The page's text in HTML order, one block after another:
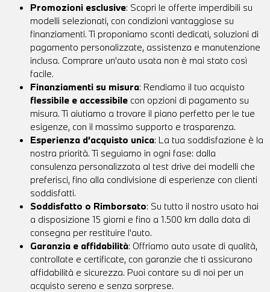
Promozioni esclusive: Scopri le offerte imperdibili su
modelli selezionati, con condizioni vantaggiose su
finanziamenti. Ti proponiamo sconti dedicati, soluzioni di
pagamento personalizzate, assistenza e manutenzione
inclusa. Comprare un'auto usata non è mai stato così
facile.
Finanziamenti su misura: Rendiamo il tuo acquisto
flessibile e accessibile con opzioni di pagamento su
misura. Ti aiutiamo a trovare il piano perfetto per le tue
esigenze, con il massimo supporto e trasparenza.
Esperienza d’acquisto unica: La tua soddisfazione è la
nostra priorità. Ti seguiamo in ogni fase: dalla
consulenza personalizzata al test drive dei modelli che
preferisci, fino alla condivisione di esperienze con clienti
soddisfatti.
Soddisfatto o Rimborsato: Su tutto il nostro usato hai
a disposizione 15 giorni e fino a 1.500 km dalla data di
consegna per restituire l'auto.
Garanzia e affidabilità: Offriamo auto usate di qualità,
controllate e certificate, con garanzie che ti assicurano
affidabilità e sicurezza. Puoi contare su di noi per un
acquisto sereno e senza sorprese.